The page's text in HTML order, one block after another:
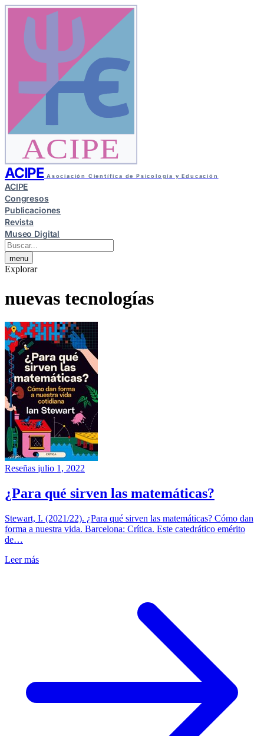
ACIPE
ACIPE Asociación Científica de Psicología y Educación
ACIPE
Congresos
Publicaciones
Revista
Museo Digital
menu
Explorar
nuevas tecnologías
Reseñas julio 1, 2022
¿Para qué sirven las matemáticas?
Stewart, I. (2021/22). ¿Para qué sirven las matemáticas? Cómo dan
forma a nuestra vida. Barcelona: Crítica. Este catedrático emérito
de…
Leer más